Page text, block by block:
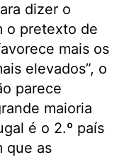
dizer o
o pretexto de
mais os
elevados”, o
parece
maioria
é o 2.º país
que as